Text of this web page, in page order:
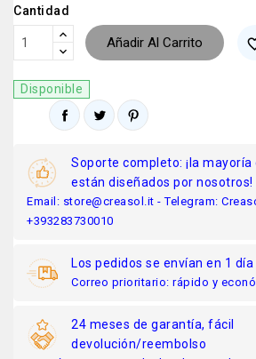
Cantidad
Añadir Al Carrito
Disponible
Soporte completo: ¡la
están diseñados por nosotros!
Email: store@creasol.it - Telegram:
+393283730010
Los pedidos se envían en 1
Correo prioritario: rápido y
24 meses de garantía, fácil
devolución/reembolso